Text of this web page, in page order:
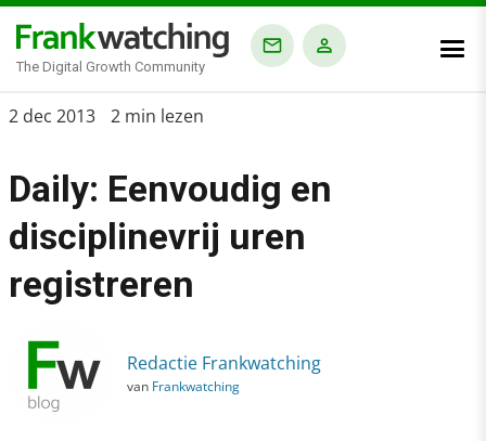
The Digital Growth Community
Home
Blog
Alle artikelen
›
2 dec 2013 2 min lezen
Daily: Eenvoudig en
disciplinevrij uren
registreren
Redactie Frankwatching
van Frankwatching